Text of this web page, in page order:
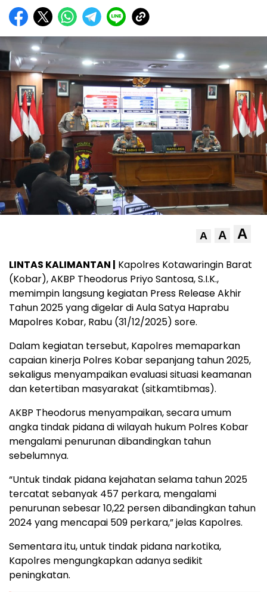
A A A
LINTAS KALIMANTAN | Kapolres Kotawaringin Barat
(Kobar), AKBP Theodorus Priyo Santosa, S.I.K.,
memimpin langsung kegiatan Press Release Akhir
Tahun 2025 yang digelar di Aula Satya Haprabu
Mapolres Kobar, Rabu (31/12/2025) sore.
Dalam kegiatan tersebut, Kapolres memaparkan
capaian kinerja Polres Kobar sepanjang tahun 2025,
sekaligus menyampaikan evaluasi situasi keamanan
dan ketertiban masyarakat (sitkamtibmas).
AKBP Theodorus menyampaikan, secara umum
angka tindak pidana di wilayah hukum Polres Kobar
mengalami penurunan dibandingkan tahun
sebelumnya.
“Untuk tindak pidana kejahatan selama tahun 2025
tercatat sebanyak 457 perkara, mengalami
penurunan sebesar 10,22 persen dibandingkan tahun
2024 yang mencapai 509 perkara,” jelas Kapolres.
Sementara itu, untuk tindak pidana narkotika,
Kapolres mengungkapkan adanya sedikit
peningkatan.